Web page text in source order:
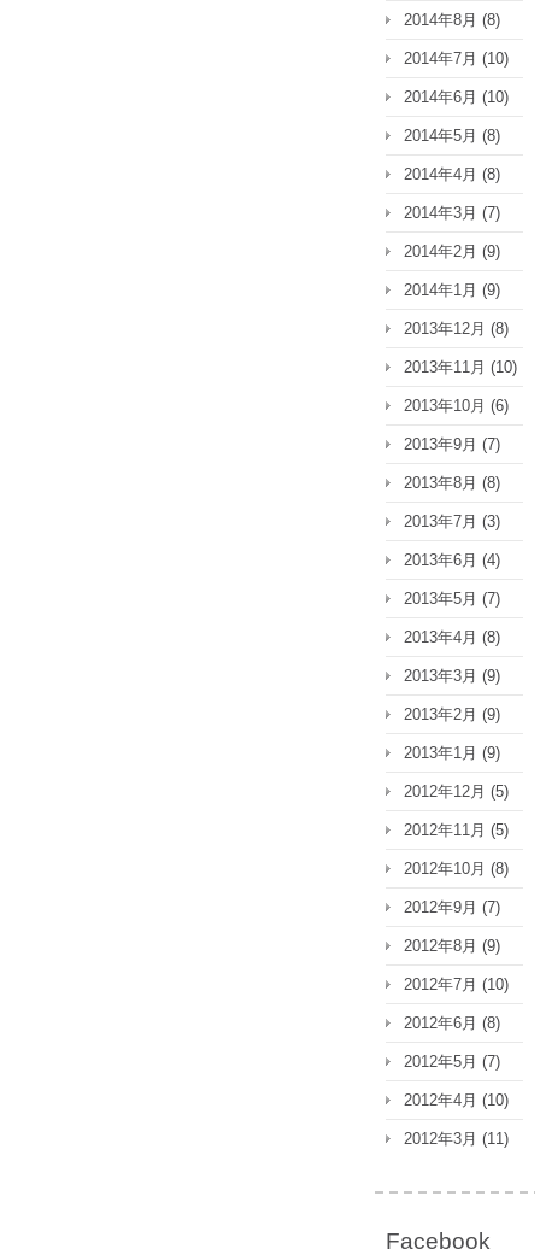
2014年8月 (8)
2014年7月 (10)
2014年6月 (10)
2014年5月 (8)
2014年4月 (8)
2014年3月 (7)
2014年2月 (9)
2014年1月 (9)
2013年12月 (8)
2013年11月 (10)
2013年10月 (6)
2013年9月 (7)
2013年8月 (8)
2013年7月 (3)
2013年6月 (4)
2013年5月 (7)
2013年4月 (8)
2013年3月 (9)
2013年2月 (9)
2013年1月 (9)
2012年12月 (5)
2012年11月 (5)
2012年10月 (8)
2012年9月 (7)
2012年8月 (9)
2012年7月 (10)
2012年6月 (8)
2012年5月 (7)
2012年4月 (10)
2012年3月 (11)
Facebook